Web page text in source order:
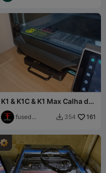
K1 & K1C & K1 Max Calha de
Resíduos
fused
 354 161